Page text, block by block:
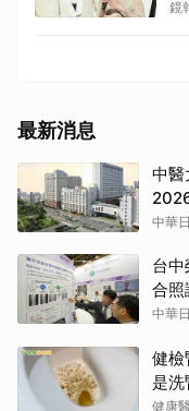
足
鏡
最新消息
中醫
中華
台
合照
中華
健檢
是洗
健康